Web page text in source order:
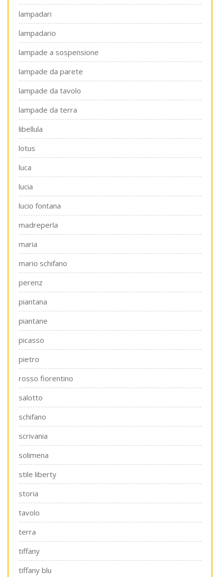
lampadari
lampadario
lampade a sospensione
lampade da parete
lampade da tavolo
lampade da terra
libellula
lotus
luca
lucia
lucio fontana
madreperla
maria
mario schifano
perenz
piantana
piantane
picasso
pietro
rosso fiorentino
salotto
schifano
scrivania
solimena
stile liberty
storia
tavolo
terra
tiffany
tiffany blu